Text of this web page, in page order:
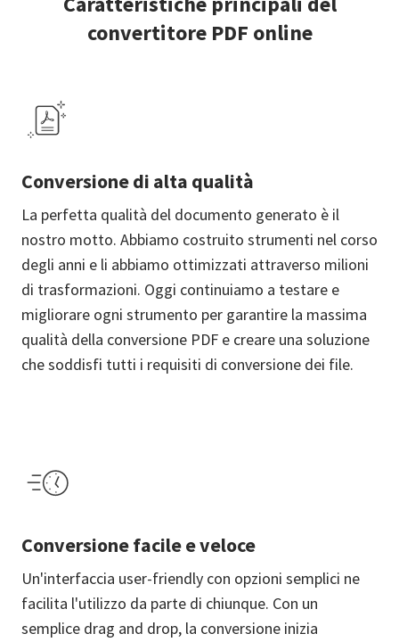
convertitore PDF online
Conversione di alta qualità
La perfetta qualità del documento generato è il
nostro motto. Abbiamo costruito strumenti nel corso
degli anni e li abbiamo ottimizzati attraverso milioni
di trasformazioni. Oggi continuiamo a testare e
migliorare ogni strumento per garantire la massima
qualità della conversione PDF e creare una soluzione
che soddisfi tutti i requisiti di conversione dei file.
Conversione facile e veloce
Un'interfaccia user-friendly con opzioni semplici ne
facilita l'utilizzo da parte di chiunque. Con un
semplice drag and drop, la conversione inizia